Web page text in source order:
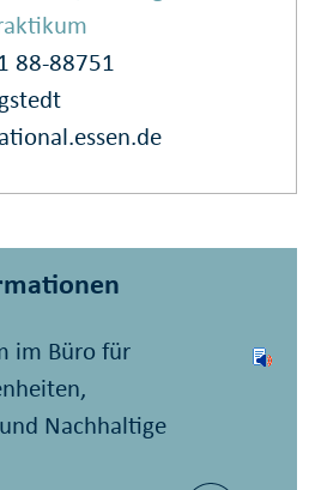
88-88751
im Büro für
Nachhaltige